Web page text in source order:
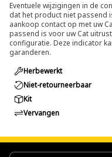
Eventuele wijzigingen in de
dat het product niet passend
aankoop contact op met uw
passend is voor uw Cat
configuratie. Deze indicator
garanderen.
Herbewerkt
Niet-retourneerbaar
Kit
Vervangen